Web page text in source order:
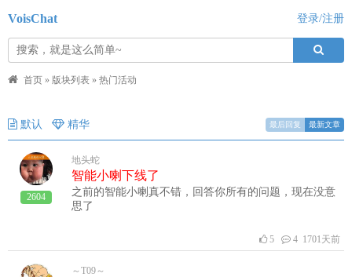
VoisChat 登录/注册
首页 » 版块列表 » 热门活动
默认 精华 最后回复 最新文章
2604
地头蛇
智能小喇下线了
之前的智能小喇真不错，回答你所有的问题，现在没意
思了
5 4 1701天前
～T09～